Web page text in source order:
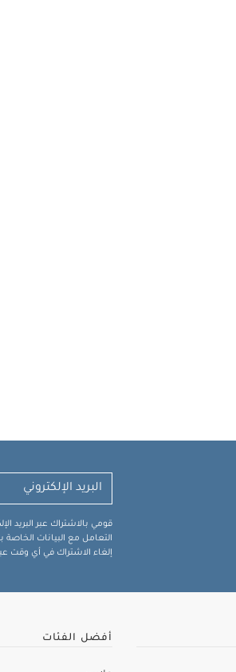
قومي بالاشتراك عبر البريد
التعامل مع البيانات
إلغاء الاشتراك في أي وقت
أفضل الفئات